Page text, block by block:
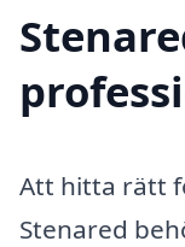
Att hitta rätt
Stenared